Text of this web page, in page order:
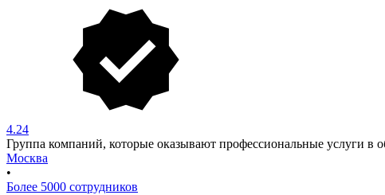
4.24
Группа компаний, которые оказывают профессиональные услуги
Москва
•
Более 5000 сотрудников